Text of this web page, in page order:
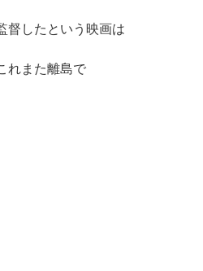
督したという映画は
れまた離島で